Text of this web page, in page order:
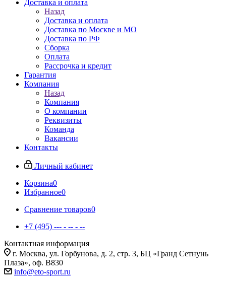
Доставка и оплата
Назад
Доставка и оплата
Доставка по Москве и МО
Доставка по РФ
Сборка
Оплата
Рассрочка и кредит
Гарантия
Компания
Назад
Компания
О компании
Реквизиты
Команда
Вакансии
Контакты
Личный кабинет
Корзина0
Избранное0
Сравнение товаров0
+7 (495) --- - -- - --
Контактная информация
г. Москва, ул. Горбунова, д. 2, стр. 3, БЦ «Гранд Сетнунь
Плаза», оф. В830
info@eto-sport.ru